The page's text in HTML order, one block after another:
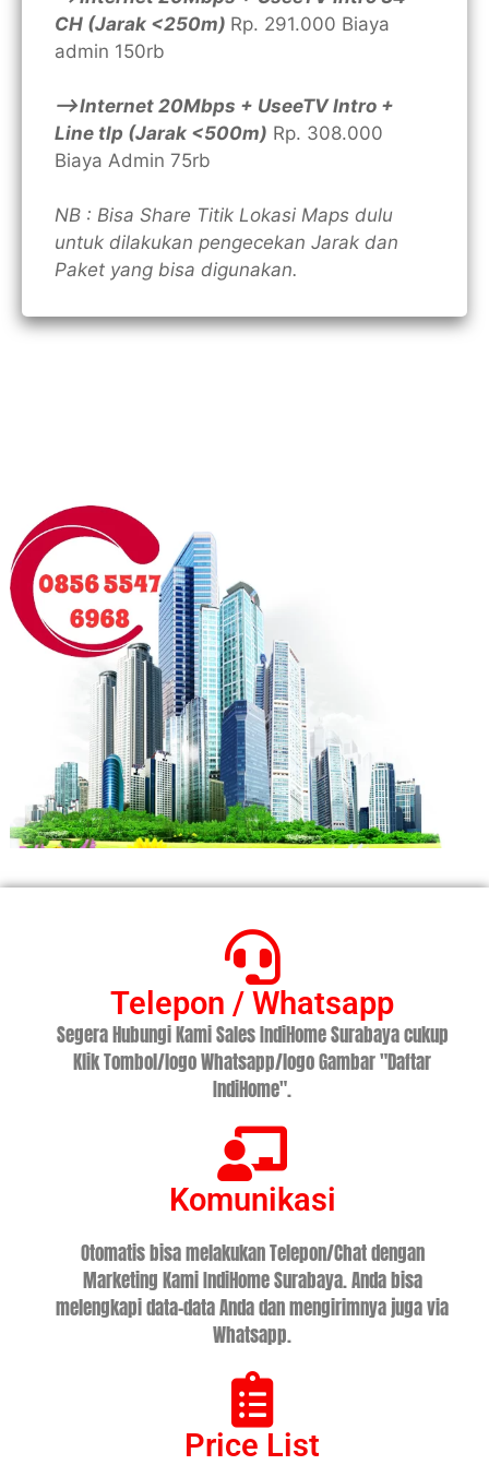
CH (Jarak <250m) Rp. 291.000 Biaya
admin 150rb
—>Internet 20Mbps + UseeTV Intro +
Line tlp (Jarak <500m) Rp. 308.000
Biaya Admin 75rb
NB : Bisa Share Titik Lokasi Maps dulu
untuk dilakukan pengecekan Jarak dan
Paket yang bisa digunakan.
Telepon / Whatsapp
Segera Hubungi Kami Sales IndiHome Surabaya cukup
Klik Tombol/logo Whatsapp/logo Gambar "Daftar
IndiHome".
Komunikasi
Otomatis bisa melakukan Telepon/Chat dengan
Marketing Kami IndiHome Surabaya. Anda bisa
melengkapi data-data Anda dan mengirimnya juga via
Whatsapp.
Price List